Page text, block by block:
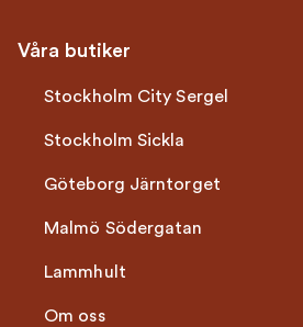
Våra butiker
Stockholm City Sergel
Stockholm Sickla
Göteborg Järntorget
Malmö Södergatan
Lammhult
Om oss